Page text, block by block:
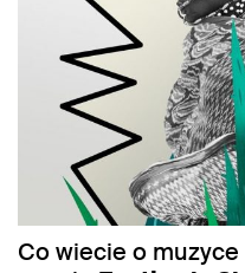
Co wiecie o